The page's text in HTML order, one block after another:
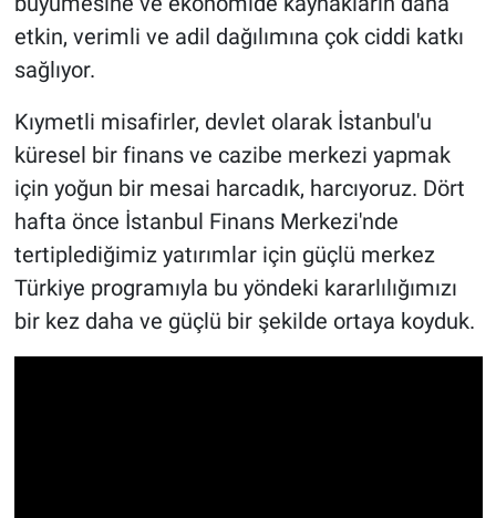
etkin, verimli ve adil dağılımına çok ciddi katkı
sağlıyor.
Kıymetli misafirler, devlet olarak İstanbul'u
küresel bir finans ve cazibe merkezi yapmak
için yoğun bir mesai harcadık, harcıyoruz. Dört
hafta önce İstanbul Finans Merkezi'nde
tertiplediğimiz yatırımlar için güçlü merkez
Türkiye programıyla bu yöndeki kararlılığımızı
bir kez daha ve güçlü bir şekilde ortaya koyduk.